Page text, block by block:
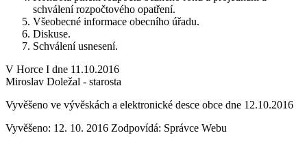
schválení rozpočtového opatření.
Všeobecné informace obecního úřadu.
Diskuse.
Schválení usnesení.
V Horce I dne 11.10.2016
Miroslav Doležal - starosta
Vyvěšeno ve vývěskách a elektronické desce obce dne 12.10.2016
Vyvěšeno: 12. 10. 2016 Zodpovídá: Správce Webu